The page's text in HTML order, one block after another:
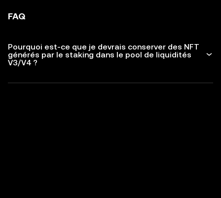
FAQ
Pourquoi est-ce que je devrais conserver des NFT
générés par le staking dans le pool de liquidités
V3/V4 ?